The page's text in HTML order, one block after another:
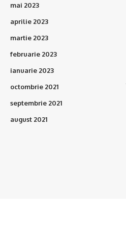
mai 2023
aprilie 2023
martie 2023
februarie 2023
ianuarie 2023
octombrie 2021
septembrie 2021
august 2021